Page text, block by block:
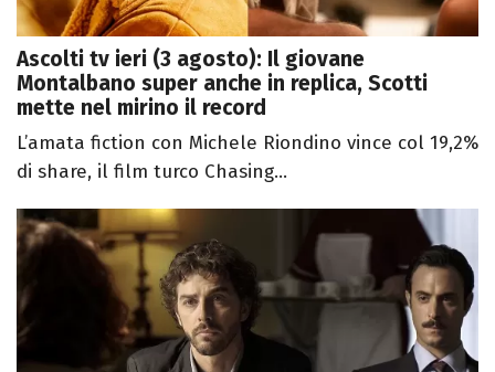
Ascolti tv ieri (3 agosto): Il giovane
Montalbano super anche in replica, Scotti
mette nel mirino il record
L’amata fiction con Michele Riondino vince col 19,2%
di share, il film turco Chasing...